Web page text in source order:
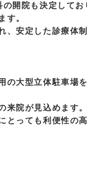
開院も決定してお
す。
、安定した診療体
の大型立体駐車場
来院が見込めます。
とっても利便性の